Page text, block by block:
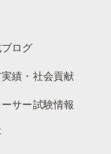
ログ
実績・社会貢献
サー試験情報